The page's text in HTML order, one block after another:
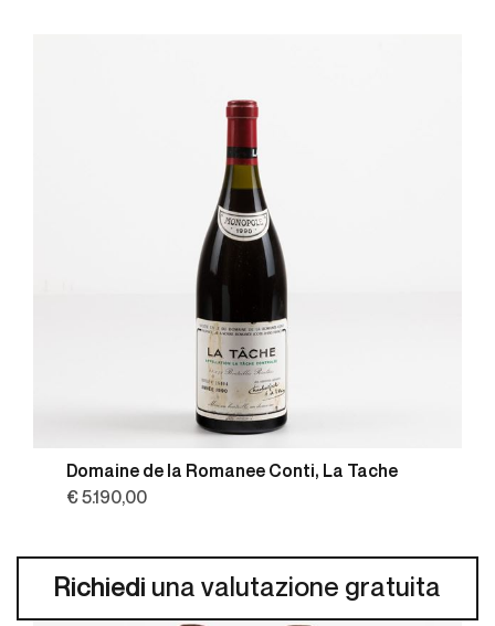
Richiedi una valutazione gratuita
Domaine de la Romanee Conti, La Tache
€ 5.190,00